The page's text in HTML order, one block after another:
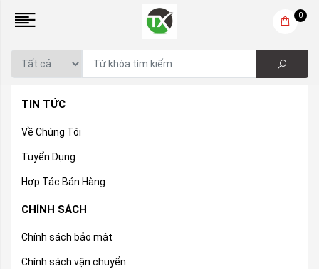
0
TIN TỨC
Về Chúng Tôi
Tuyển Dụng
Hợp Tác Bán Hàng
CHÍNH SÁCH
Chính sách bảo mật
Chính sách vận chuyển